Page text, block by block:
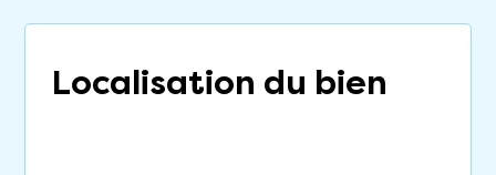
Localisation du bien